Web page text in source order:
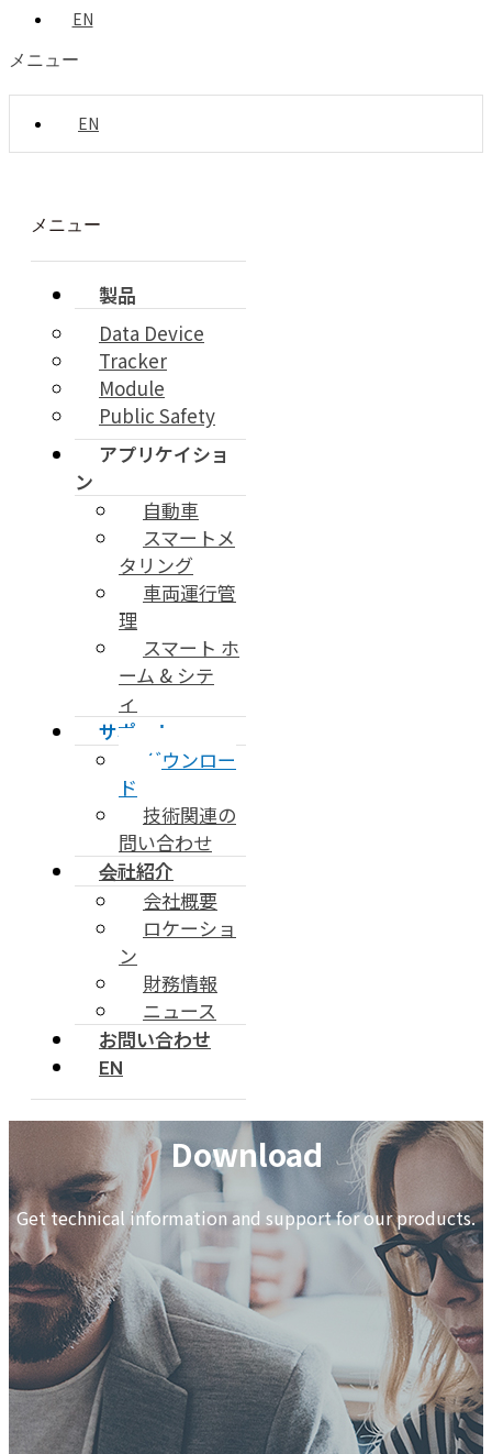
EN
メニュー
EN
メニュー
製品
Data Device
Tracker
Module
Public Safety
アプリケイショ
ン
自動車
スマートメ
タリング
車両運行管
理
スマート ホ
ーム & シテ
ィ
サポート
ダウンロー
ド
技術関連の
問い合わせ
会社紹介
会社概要
ロケーショ
ン
財務情報
ニュース
お問い合わせ
EN
Download
Get technical information and support for our products.